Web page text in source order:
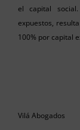
el capital
expuestos,
100% por capital
Vilá Abogados